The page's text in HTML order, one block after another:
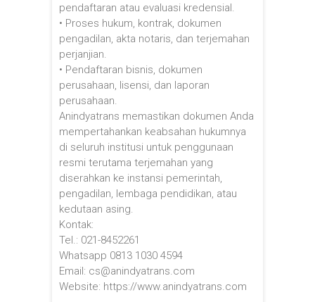
pendaftaran atau evaluasi kredensial.
• Proses hukum, kontrak, dokumen
pengadilan, akta notaris, dan terjemahan
perjanjian.
• Pendaftaran bisnis, dokumen
perusahaan, lisensi, dan laporan
perusahaan.
Anindyatrans memastikan dokumen Anda
mempertahankan keabsahan hukumnya
di seluruh institusi untuk penggunaan
resmi terutama terjemahan yang
diserahkan ke instansi pemerintah,
pengadilan, lembaga pendidikan, atau
kedutaan asing.
Kontak:
Tel.: 021-8452261
Whatsapp 0813 1030 4594
Email: cs@anindyatrans.com
Website: https://www.anindyatrans.com